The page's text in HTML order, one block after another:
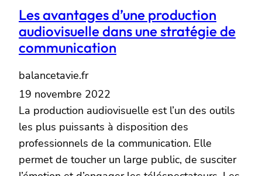
Les avantages d’une production
audiovisuelle dans une stratégie de
communication
balancetavie.fr
19 novembre 2022
La production audiovisuelle est l’un des outils
les plus puissants à disposition des
professionnels de la communication. Elle
permet de toucher un large public, de susciter